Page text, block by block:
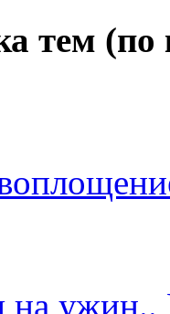
тем (по
на ужин..